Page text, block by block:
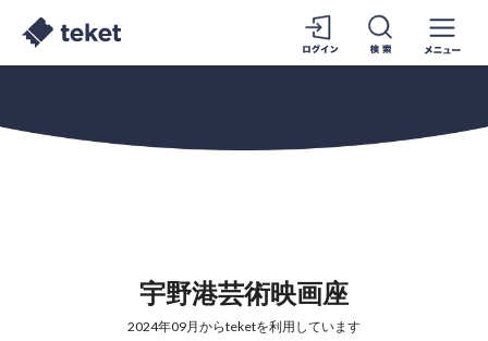
宇野港芸術映画座
2024年09月からteketを利用しています